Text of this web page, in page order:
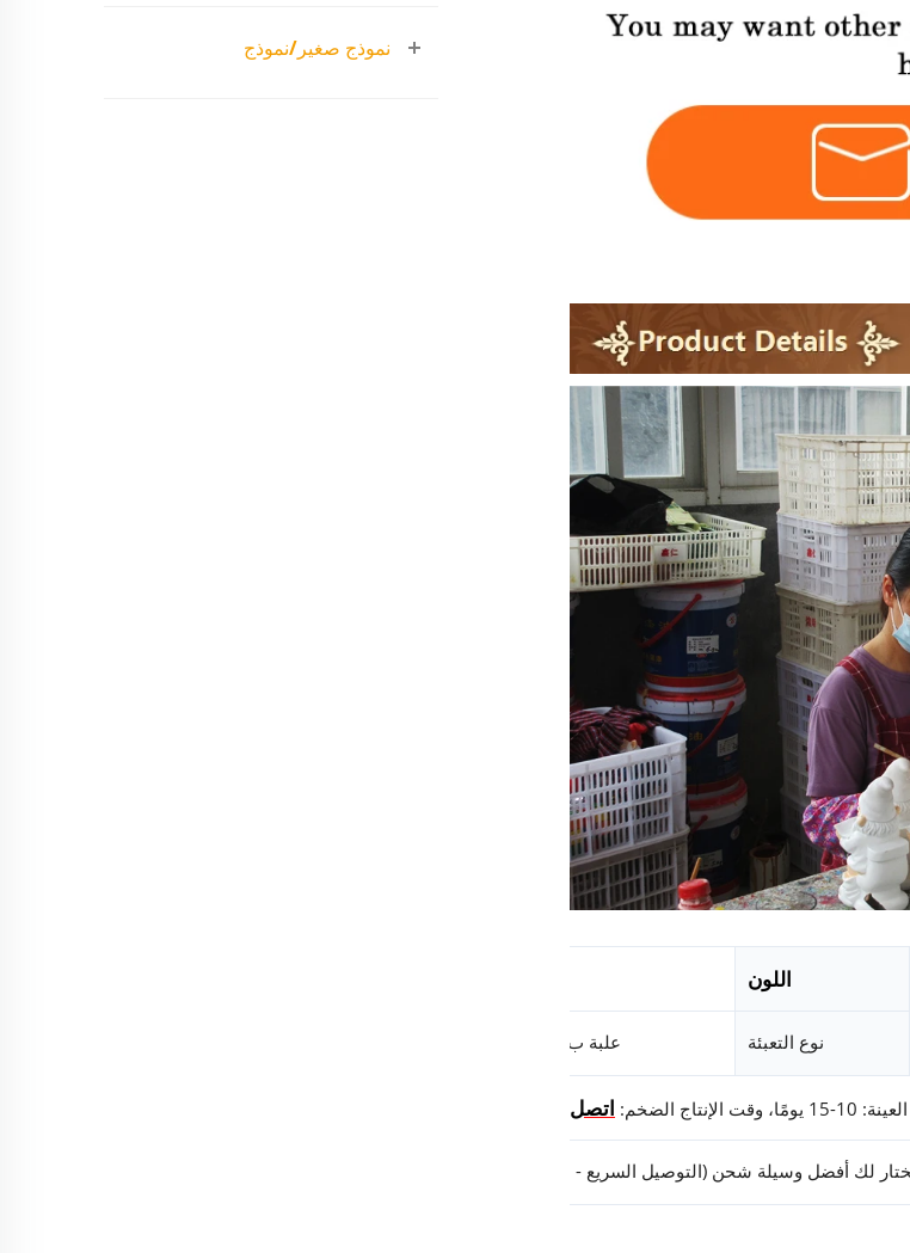
نموذج صغير/نموذج
اللون
نوع التعبئة علبة بROWN أو تغليف مخصص
وقت الإنتاج الضخم: اتصل بنا لمزيد من التفاصيل.
لك أفضل وسيلة شحن (التوصيل السريع - الإبحار - السكك الحديدية).